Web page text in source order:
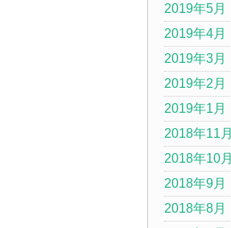
2019年5月
2019年4月
2019年3月
2019年2月
2019年1月
2018年11月
2018年10月
2018年9月
2018年8月